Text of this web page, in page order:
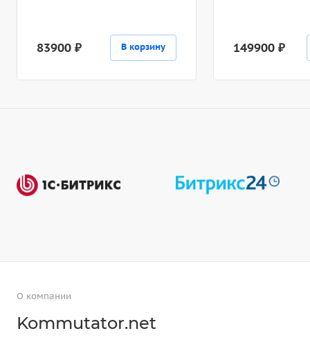
83900 ₽ В корзину 149900 ₽
О компании
Kommutator.net